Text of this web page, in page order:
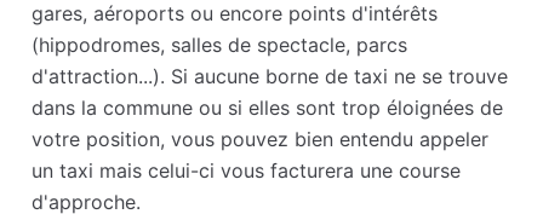
gares, aéroports ou encore points d'intérêts
(hippodromes, salles de spectacle, parcs
d'attraction...). Si aucune borne de taxi ne se trouve
dans la commune ou si elles sont trop éloignées de
votre position, vous pouvez bien entendu appeler
un taxi mais celui-ci vous facturera une course
d'approche.